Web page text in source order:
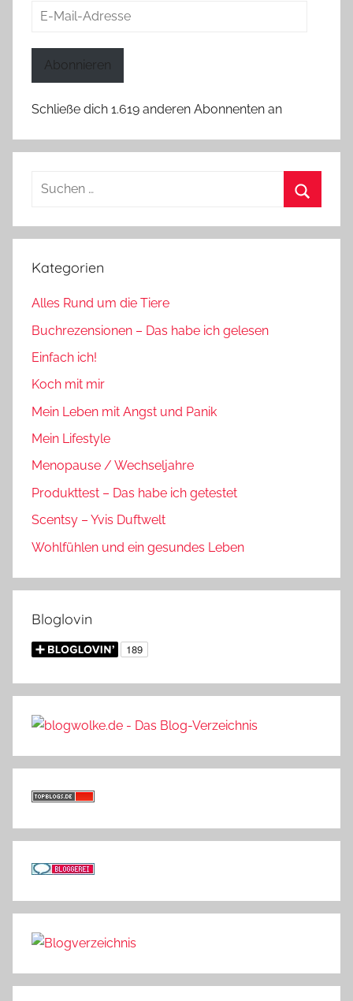
E-
Abonnieren
Schließe dich 1.619 anderen Abonnenten an
Suchen
Kategorien
Alles Rund um die Tiere
Buchrezensionen – Das habe ich gelesen
Einfach ich!
Koch mit mir
Mein Leben mit Angst und Panik
Mein Lifestyle
Menopause / Wechseljahre
Produkttest – Das habe ich getestet
Scentsy – Yvis Duftwelt
Wohlfühlen und ein gesundes Leben
Bloglovin